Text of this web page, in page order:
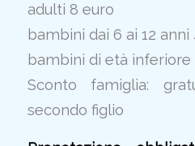
adulti 8 euro
bambini dai 6 ai 12 anni
bambini di età inferiore
Sconto famiglia:
secondo figlio